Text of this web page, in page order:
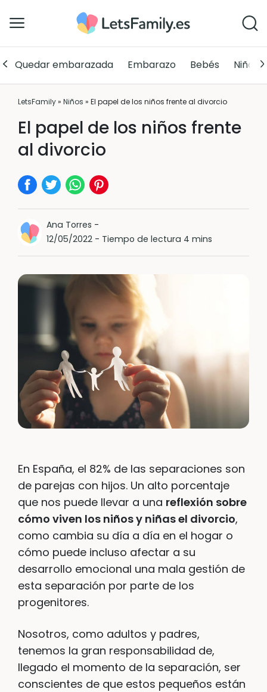
Quedar embarazada Embarazo Bebés Niños
LetsFamily» Niños » El papel de los niños frente al divorcio
El papel de los niños frente
al divorcio
Ana Torres -
12/05/2022- Tiempo de lectura 4 mins
En España, el 82% de las separaciones son
de parejas con hijos. Un alto porcentaje
que nos puede llevar a una reflexión sobre
cómo viven los niños y niñas el divorcio,
como cambia su día a día en el hogar o
cómo puede incluso afectar a su
desarrollo emocional una mala gestión de
esta separación por parte de los
progenitores.
Nosotros, como adultos y padres,
tenemos la gran responsabilidad de,
llegado el momento de la separación, ser
conscientes de que estos pequeños están